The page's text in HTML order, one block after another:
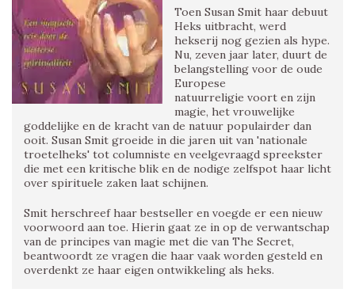
Toen Susan Smit haar debuut
Heks uitbracht, werd
hekserij nog gezien als hype.
Nu, zeven jaar later, duurt de
belangstelling voor de oude
Europese
natuurreligie voort en zijn
magie, het vrouwelijke
goddelijke en de kracht van de natuur populairder dan
ooit. Susan Smit groeide in die jaren uit van 'nationale
troetelheks' tot columniste en veelgevraagd spreekster
die met een kritische blik en de nodige zelfspot haar licht
over spirituele zaken laat schijnen.
Smit herschreef haar bestseller en voegde er een nieuw
voorwoord aan toe. Hierin gaat ze in op de verwantschap
van de principes van magie met die van The Secret,
beantwoordt ze vragen die haar vaak worden gesteld en
overdenkt ze haar eigen ontwikkeling als heks.